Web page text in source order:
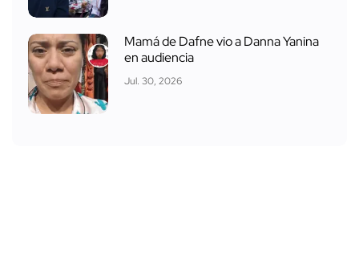
Mamá de Dafne vio a Danna Yanina
en audiencia
Jul. 30, 2026